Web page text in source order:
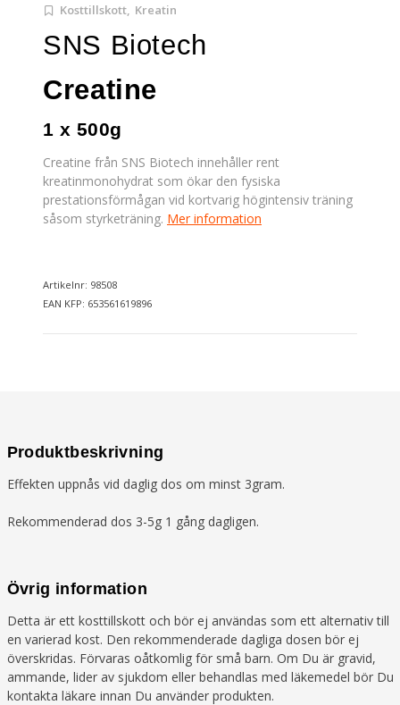
Kosttillskott, Kreatin
SNS Biotech
Creatine
1 x 500g
Creatine från SNS Biotech innehåller rent
kreatinmonohydrat som ökar den fysiska
prestationsförmågan vid kortvarig högintensiv träning
såsom styrketräning. Mer information
Artikelnr: 98508
EAN KFP: 653561619896
Produktbeskrivning
Effekten uppnås vid daglig dos om minst 3gram.
Rekommenderad dos 3-5g 1 gång dagligen.
Övrig information
Detta är ett kosttillskott och bör ej användas som ett alternativ till
en varierad kost. Den rekommenderade dagliga dosen bör ej
överskridas. Förvaras oåtkomlig för små barn. Om Du är gravid,
ammande, lider av sjukdom eller behandlas med läkemedel bör Du
kontakta läkare innan Du använder produkten.